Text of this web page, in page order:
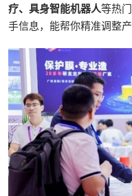
疗、具身智能机器人等热
手信息，能帮你精准调整